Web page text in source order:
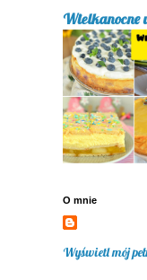
Wielkanocne
O mnie
Wyświetl mój